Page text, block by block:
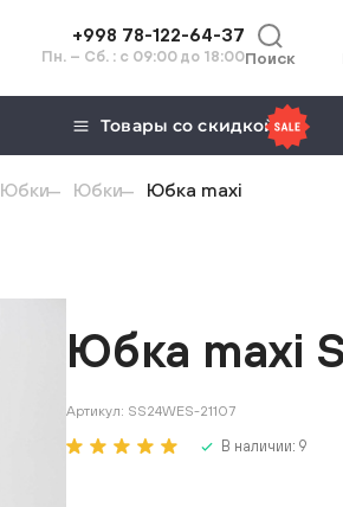
+998 78-122-64-37
Пн. – Сб. : с 09:00 до 18:00Поиск
Товары со скидкой
Юбки Юбки Юбка maxi
Юбка maxi
Артикул: SS24WES-21107
В наличии: 9